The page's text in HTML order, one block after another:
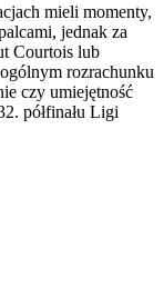
mieli momenty,
jednak za
Courtois lub
rozrachunku
czy umiejętność
półfinału Ligi